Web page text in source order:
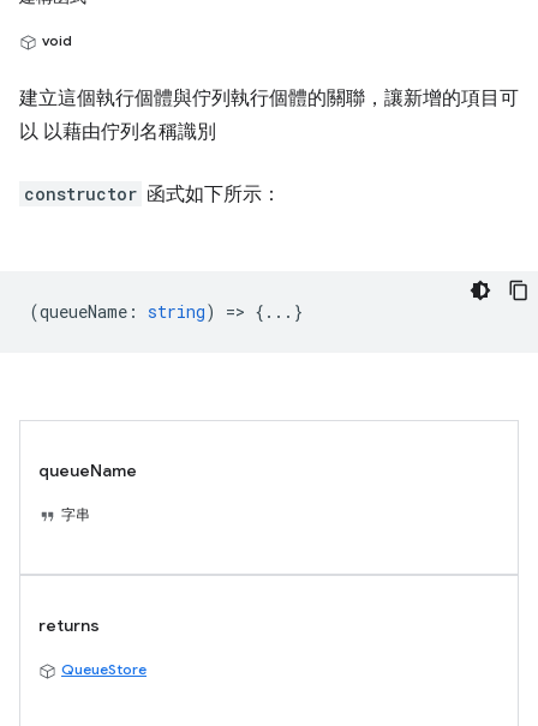
void
建立這個執行個體與佇列執行個體的關聯，讓新增的項目可
以 以藉由佇列名稱識別
constructor 函式如下所示：
(queueName : string) => {...}
queueName
字串
returns
QueueStore